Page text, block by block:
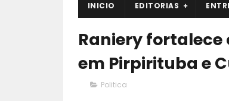
INICIO EDITORIAS
Raniery
em Pirpirituba e
Politica